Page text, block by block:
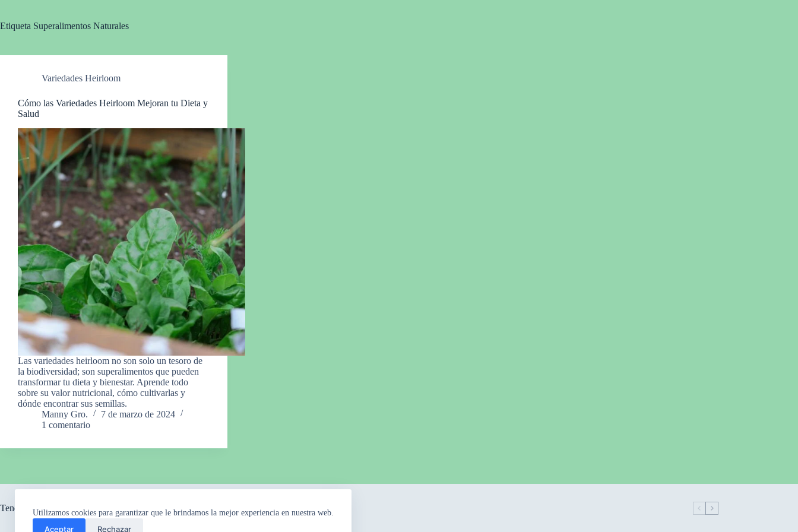
Utilizamos cookies para garantizar que le brindamos la mejor experiencia en nuestra web.
Aceptar Rechazar
Etiqueta Superalimentos Naturales
Variedades Heirloom
Cómo las Variedades Heirloom Mejoran tu Dieta y
Salud
Las variedades heirloom no son solo un tesoro de
la biodiversidad; son superalimentos que pueden
transformar tu dieta y bienestar. Aprende todo
sobre su valor nutricional, cómo cultivarlas y
dónde encontrar sus semillas.
Manny Gro.
7 de marzo de 2024
1 comentario
Tendencia ahora